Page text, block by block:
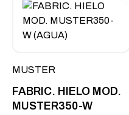
MUSTER
FABRIC. HIELO MOD.
MUSTER350-W